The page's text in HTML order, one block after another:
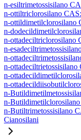
n-esiltrimetossisilano
n-ottiltriclorosilano
n-ottildimetilclorosilano
n-
n-ottadeciltriclorosilano
n-
n-
n-
n-
n-
n-
n-
n-Butiltrimetossisilano
Cianosilani